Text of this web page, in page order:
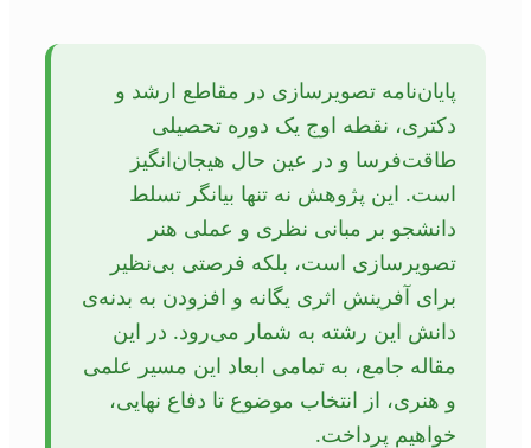
پایان‌نامه تصویرسازی در مقاطع ارشد و
دکتری، نقطه اوج یک دوره تحصیلی
طاقت‌فرسا و در عین حال هیجان‌انگیز
است. این پژوهش نه تنها بیانگر تسلط
دانشجو بر مبانی نظری و عملی هنر
تصویرسازی است، بلکه فرصتی بی‌نظیر
برای آفرینش اثری یگانه و افزودن به بدنه‌ی
دانش این رشته به شمار می‌رود. در این
مقاله جامع، به تمامی ابعاد این مسیر علمی
و هنری، از انتخاب موضوع تا دفاع نهایی،
خواهیم پرداخت.